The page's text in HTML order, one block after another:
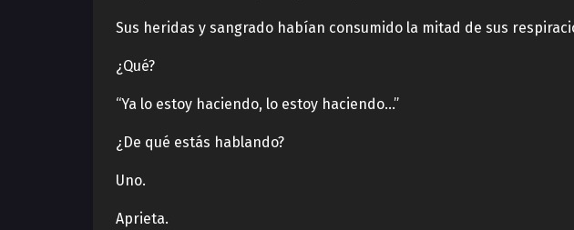
Sus heridas y sangrado habían consumido la mitad de sus
¿Qué?
“Ya lo estoy haciendo, lo estoy haciendo…”
¿De qué estás hablando?
Uno.
Aprieta.